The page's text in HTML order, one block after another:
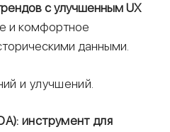
с улучшенным UX
и комфортное
данными.
и улучшений.
инструмент для